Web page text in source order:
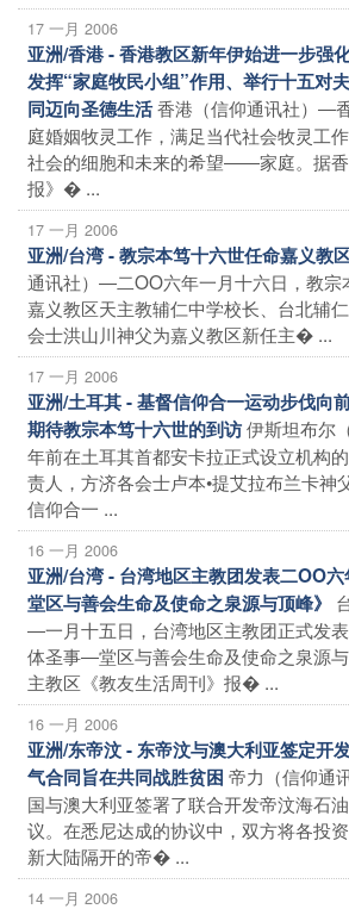
17 一月 2006
亚洲/香港 - 香港教区新年伊始进一步强
发挥“家庭牧民小组”作用、举行十五对
同迈向圣德生活香港（信仰通讯社）―
庭婚姻牧灵工作，满足当代社会牧灵工
社会的细胞和未来的希望――家庭。据
报》� ...
17 一月 2006
亚洲/台湾 - 教宗本笃十六世任命嘉义教
通讯社）―二OO六年一月十六日，教宗
嘉义教区天主教辅仁中学校长、台北辅
会士洪山川神父为嘉义教区新任主� ...
17 一月 2006
亚洲/土耳其 - 基督信仰合一运动步伐向
期待教宗本笃十六世的到访伊斯坦布尔
年前在土耳其首都安卡拉正式设立机构
责人，方济各会士卢本•提艾拉布兰卡神
信仰合一 ...
16 一月 2006
亚洲/台湾 - 台湾地区主教团发表二OO
堂区与善会生命及使命之泉源与顶峰》
―一月十五日，台湾地区主教团正式发
体圣事―堂区与善会生命及使命之泉源
主教区《教友生活周刊》报� ...
16 一月 2006
亚洲/东帝汶 - 东帝汶与澳大利亚签定开
气合同旨在共同战胜贫困 帝力（信仰通
国与澳大利亚签署了联合开发帝汶海石
议。在悉尼达成的协议中，双方将各投
新大陆隔开的帝� ...
14 一月 2006